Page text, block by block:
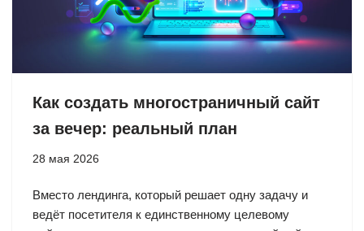
Как создать многостраничный сайт
за вечер: реальный план
28 мая 2026
Вместо лендинга, который решает одну задачу и
ведёт посетителя к единственному целевому